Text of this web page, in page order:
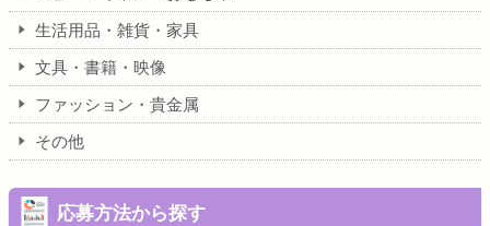
生活用品・雑貨・家具
文具・書籍・映像
ファッション・貴金属
その他
応募方法から探す